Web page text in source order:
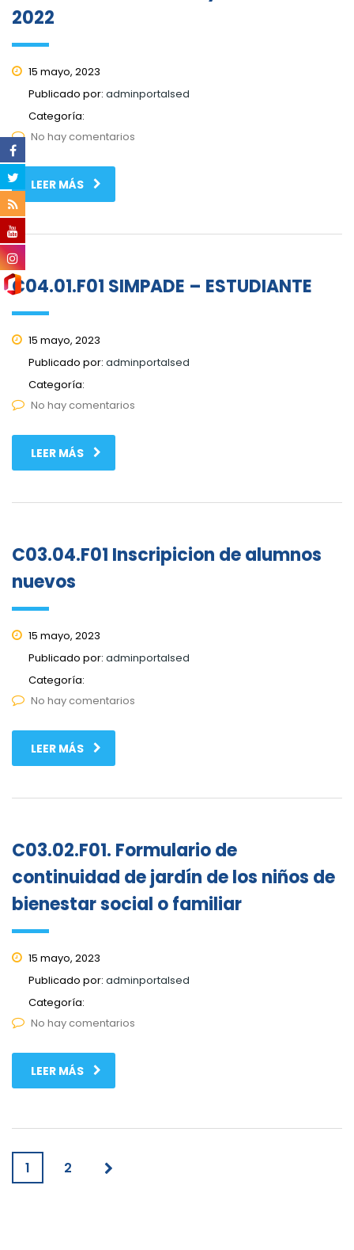
2022
15 mayo, 2023
Publicado por: adminportalsed
Categoría:
No hay comentarios
LEER MÁS
C04.01.F01 SIMPADE – ESTUDIANTE
15 mayo, 2023
Publicado por: adminportalsed
Categoría:
No hay comentarios
LEER MÁS
C03.04.F01 Inscripicion de alumnos
nuevos
15 mayo, 2023
Publicado por: adminportalsed
Categoría:
No hay comentarios
LEER MÁS
C03.02.F01. Formulario de
continuidad de jardín de los niños de
bienestar social o familiar
15 mayo, 2023
Publicado por: adminportalsed
Categoría:
No hay comentarios
LEER MÁS
1 2